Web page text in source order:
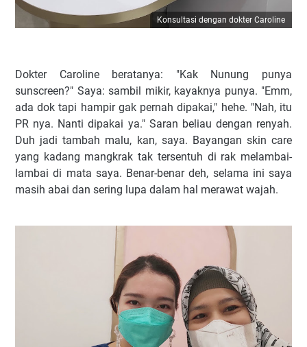
Konsultasi dengan dokter Caroline
Dokter Caroline beratanya: "Kak Nunung punya
sunscreen?" Saya: sambil mikir, kayaknya punya. "Emm,
ada dok tapi hampir gak pernah dipakai," hehe. "Nah, itu
PR nya. Nanti dipakai ya." Saran beliau dengan renyah.
Duh jadi tambah malu, kan, saya. Bayangan skin care
yang kadang mangkrak tak tersentuh di rak melambai-
lambai di mata saya. Benar-benar deh, selama ini saya
masih abai dan sering lupa dalam hal merawat wajah.